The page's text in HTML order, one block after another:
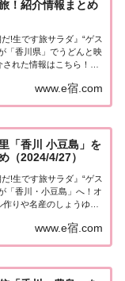
！紹介情報まとめ
!生です旅サラダ』“ゲス
「香川県」でうどんと映
れた情報はこちら！高
のうどんを自分で湯切り
どんとの出合...
www.e宿.com
「香川 小豆島」を
（2024/4/27）
!生です旅サラダ』“ゲス
「香川・小豆島」へ！オ
作りや名産のしょうゆを
介された情報はこちら！
巡る今日の“...
www.e宿.com